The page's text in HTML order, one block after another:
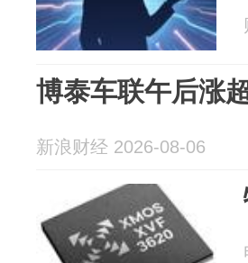
博泰车联午后涨
新浪财经 2026-08-06